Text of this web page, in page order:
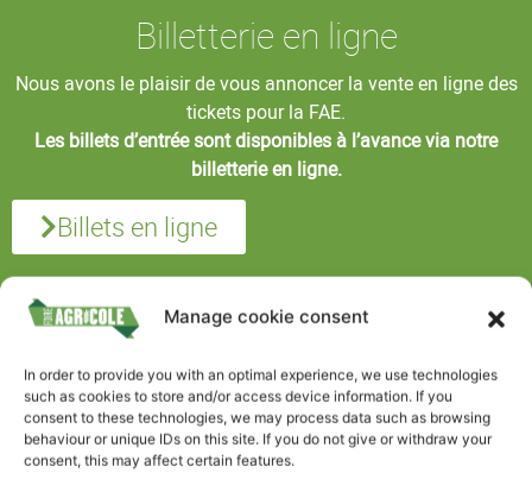
Manage cookie consent
In order to provide you with an optimal experience, we use technologies
such as cookies to store and/or access device information. If you
consent to these technologies, we may process data such as browsing
behaviour or unique IDs on this site. If you do not give or withdraw your
consent, this may affect certain features.
Billetterie en ligne
Nous avons le plaisir de vous annoncer la vente en ligne des
tickets pour la FAE.
Les billets d’entrée sont disponibles à l’avance via notre
billetterie en ligne.
Billets en ligne